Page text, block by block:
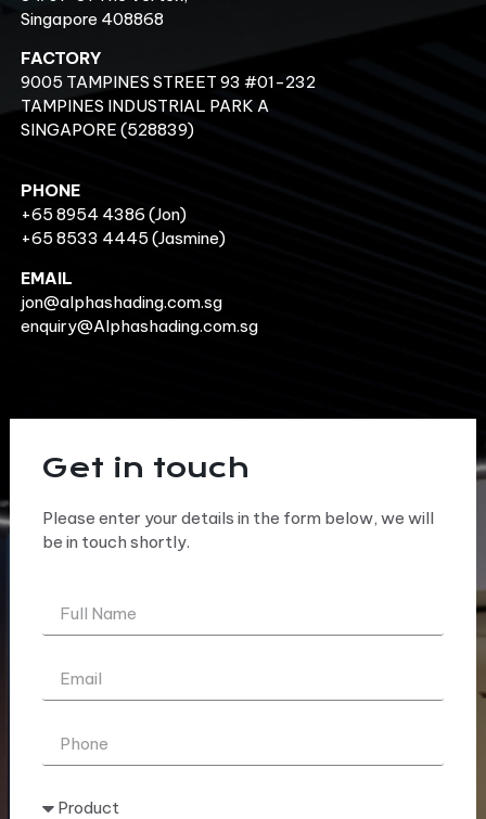
Singapore 408868
FACTORY
9005 TAMPINES STREET 93 #01-232
TAMPINES INDUSTRIAL PARK A
SINGAPORE (528839)
PHONE
+65 8954 4386(Jon)
+65 8533 4445 (Jasmine)
EMAIL
jon@alphashading.com.sg
enquiry@Alphashading.com.sg
Get in touch
Please enter your details in the form below, we will
be in touch shortly.